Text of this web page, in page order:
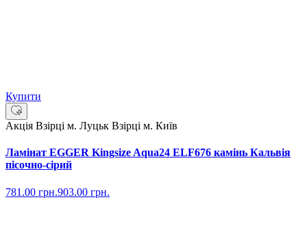
Купити
Акція Взірці м. Луцьк Взірці м. Київ
Ламінат EGGER Kingsize Aqua24 ELF676 камінь Кальвія
пісочно-сірий
781.00 грн.903.00 грн.